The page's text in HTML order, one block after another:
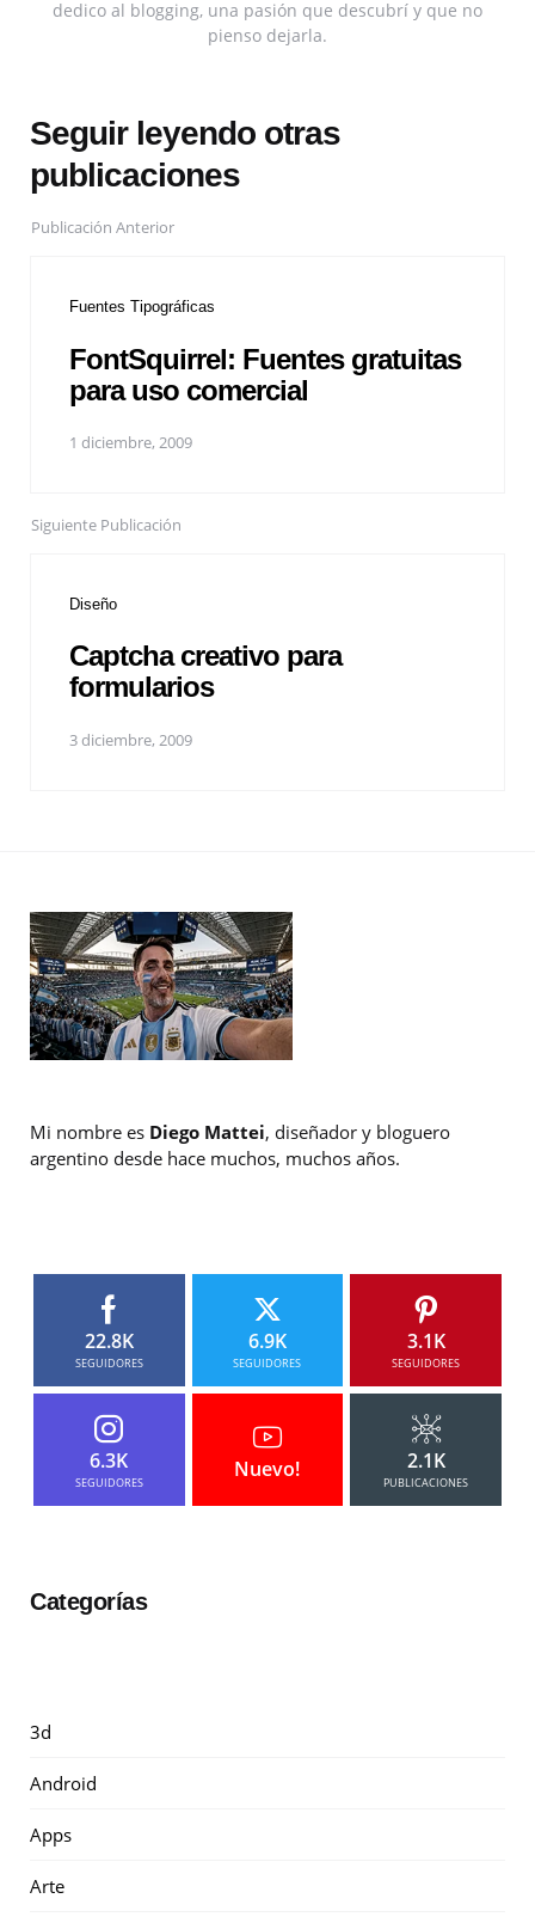
dedico al blogging, una pasión que descubrí y que no
pienso dejarla.
Seguir leyendo otras
publicaciones
Publicación Anterior
Fuentes Tipográficas
FontSquirrel: Fuentes gratuitas
para uso comercial
1 diciembre, 2009
Siguiente Publicación
Diseño
Captcha creativo para
formularios
3 diciembre, 2009
Mi nombre es Diego Mattei, diseñador y bloguero
argentino desde hace muchos, muchos años.
22.8K
SEGUIDORES
6.9K
SEGUIDORES
3.1K
SEGUIDORES
6.3K
SEGUIDORES
Nuevo! 2.1K
PUBLICACIONES
Categorías
3d
Android
Apps
Arte